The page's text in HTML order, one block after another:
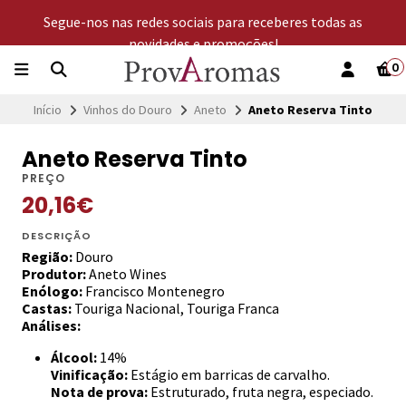
Segue-nos nas redes sociais para receberes todas as
novidades e promoções!
0
Início Vinhos do Douro Aneto Aneto Reserva Tinto
Aneto Reserva Tinto
PREÇO
20,16€
DESCRIÇÃO
Região: Douro
Produtor:Aneto Wines
Enólogo: Francisco Montenegro
Castas: Touriga Nacional, Touriga Franca
Análises:
Álcool: 14%
Vinificação: Estágio em barricas de carvalho.
Nota de prova: Estruturado, fruta negra, especiado.